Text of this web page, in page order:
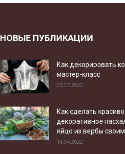
НОВЫЕ ПУБЛИКАЦИИ
Как декорировать
мастер-класс
05.07.2022
Как сделать
декоративное
яйцо из вербы
14.04.2022